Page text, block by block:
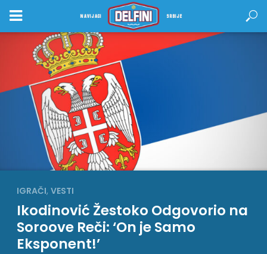
NAVIJACI SRBIJE
IGRAČI, VESTI
Ikodinović Žestoko Odgovorio na
Soroove Reči: ‘On je Samo
Eksponent!’